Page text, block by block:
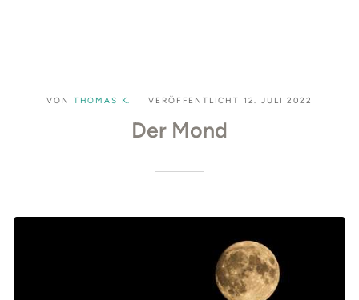
VON THOMAS K. VERÖFFENTLICHT 12. JULI 2022
Der Mond